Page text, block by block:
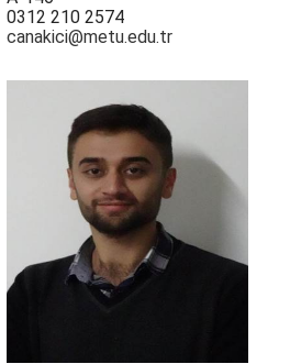
0312 210 2574
canakici@metu.edu.tr